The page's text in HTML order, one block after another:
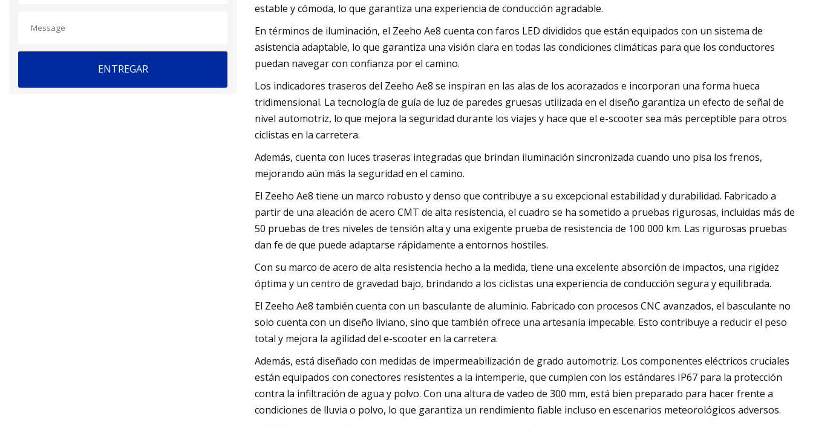
ENTREGAR
estable y cómoda, lo que garantiza una experiencia de conducción agradable.
En términos de iluminación, el Zeeho Ae8 cuenta con faros LED divididos que están equipados con un sistema de
asistencia adaptable, lo que garantiza una visión clara en todas las condiciones climáticas para que los conductores
puedan navegar con confianza por el camino.
Los indicadores traseros del Zeeho Ae8 se inspiran en las alas de los acorazados e incorporan una forma hueca
tridimensional. La tecnología de guía de luz de paredes gruesas utilizada en el diseño garantiza un efecto de señal de
nivel automotriz, lo que mejora la seguridad durante los viajes y hace que el e-scooter sea más perceptible para otros
ciclistas en la carretera.
Además, cuenta con luces traseras integradas que brindan iluminación sincronizada cuando uno pisa los frenos,
mejorando aún más la seguridad en el camino.
El Zeeho Ae8 tiene un marco robusto y denso que contribuye a su excepcional estabilidad y durabilidad. Fabricado a
partir de una aleación de acero CMT de alta resistencia, el cuadro se ha sometido a pruebas rigurosas, incluidas más de
50 pruebas de tres niveles de tensión alta y una exigente prueba de resistencia de 100 000 km. Las rigurosas pruebas
dan fe de que puede adaptarse rápidamente a entornos hostiles.
Con su marco de acero de alta resistencia hecho a la medida, tiene una excelente absorción de impactos, una rigidez
óptima y un centro de gravedad bajo, brindando a los ciclistas una experiencia de conducción segura y equilibrada.
El Zeeho Ae8 también cuenta con un basculante de aluminio. Fabricado con procesos CNC avanzados, el basculante no
solo cuenta con un diseño liviano, sino que también ofrece una artesanía impecable. Esto contribuye a reducir el peso
total y mejora la agilidad del e-scooter en la carretera.
Además, está diseñado con medidas de impermeabilización de grado automotriz. Los componentes eléctricos cruciales
están equipados con conectores resistentes a la intemperie, que cumplen con los estándares IP67 para la protección
contra la infiltración de agua y polvo. Con una altura de vadeo de 300 mm, está bien preparado para hacer frente a
condiciones de lluvia o polvo, lo que garantiza un rendimiento fiable incluso en escenarios meteorológicos adversos.